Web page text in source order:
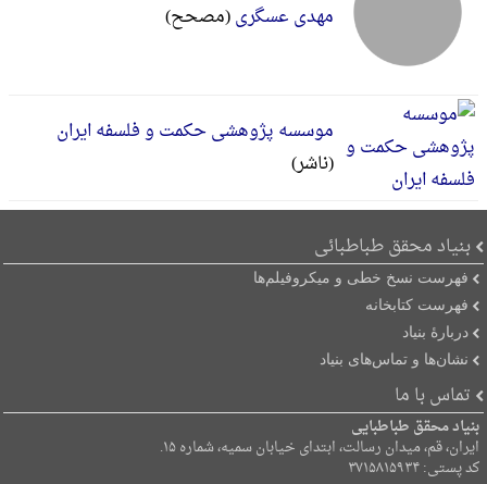
مهدی عسگری(مصحح)
موسسه پژوهشی حکمت‌ و فلسفه‌ ایران‌
(ناشر)
بنیاد محقق طباطبائی
فهرست نسخ خطی و میکروفیلم‌ها
فهرست کتابخانه
دربارۀ بنیاد
نشان‌ها و تماس‌های بنیاد
تماس با ما
بنیاد محقق طباطبایی
ایران، قم، میدان رسالت، ابتدای خیابان سمیه، شماره ۱۵.
کد پستی: ۳۷۱۵۸۱۵۹۳۴